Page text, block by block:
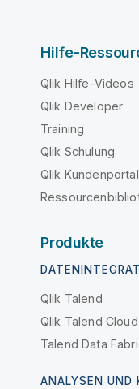
Hilfe-
Qlik Hilfe-Videos
Qlik Developer
Training
Qlik Schulung
Qlik Kundenportal
Produkte
Qlik Talend
Qlik Talend Cloud
Talend Data
ANALYSEN UND